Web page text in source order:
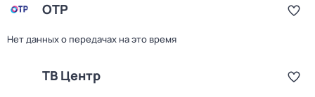
ОТР
Нет данных о передачах на это время
ТВ Центр